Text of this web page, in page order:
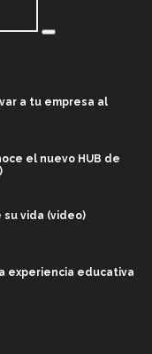
a tu empresa al
el nuevo HUB de
su vida (video)
experiencia educativa